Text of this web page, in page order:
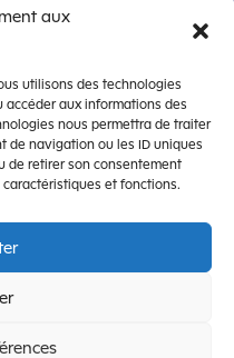
aux
utilisons des technologies
aux informations des
nous permettra de traiter
de navigation ou les ID uniques
de retirer son consentement
et fonctions.